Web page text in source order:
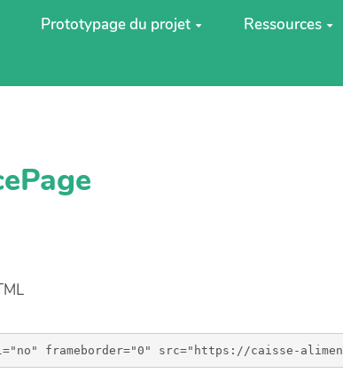
Prototypage du projet Ressources